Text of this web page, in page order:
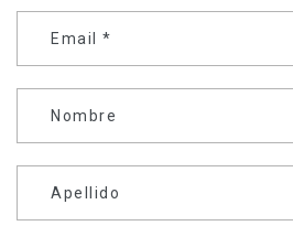
Email *
Nombre
Apellido